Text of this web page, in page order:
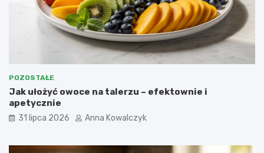
POZOSTAŁE
Jak ułożyć owoce na talerzu – efektownie i
apetycznie
31 lipca 2026 Anna Kowalczyk